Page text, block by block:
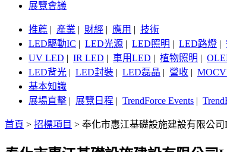
展覽會議
推薦 | 產業 | 財經 | 應用 | 技術
LED驅動IC | LED光源 | LED照明 | LED路燈 |
UV LED | IR LED | 車用LED | 植物照明 |
LED背光 | LED封裝 | LED磊晶 | 營收 |
基本知識
展場直擊 | 展覽日程 | TrendForce Events |
首頁 > 招標項目 > 奉化市惠江基礎設施建設有限公